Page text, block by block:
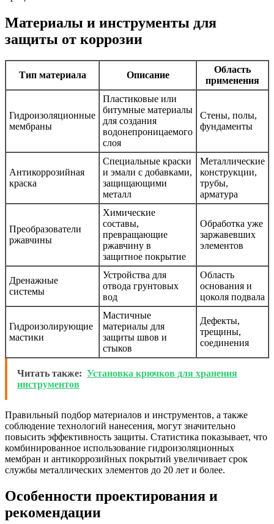
Материалы и инструменты для
защиты от коррозии
Тип материала Описание
Область
применения
Гидроизоляционные
мембраны
Пластиковые или
битумные материалы
для создания
водонепроницаемого
слоя
Стены, полы,
фундаменты
Антикоррозийная
краска
Специальные краски
и эмали с добавками,
защищающими
металл
Металлические
конструкции,
трубы,
арматура
Преобразователи
ржавчины
Химические
составы,
превращающие
ржавчину в
защитное покрытие
Обработка уже
заржавевших
элементов
Дренажные
системы
Устройства для
отвода грунтовых
вод
Область
основания и
цоколя подвала
Гидроизолирующие
мастики
Мастичные
материалы для
защиты швов и
стыков
Дефекты,
трещины,
соединения
Читать также: Установка крючков для хранения
инструментов
Правильный подбор материалов и инструментов, а также
соблюдение технологий нанесения, могут значительно
повысить эффективность защиты. Статистика показывает, что
комбинированное использование гидроизоляционных
мембран и антикоррозийных покрытий увеличивает срок
службы металлических элементов до 20 лет и более.
Особенности проектирования и
рекомендации